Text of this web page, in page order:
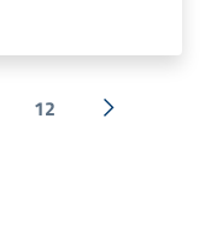
12 Successiva